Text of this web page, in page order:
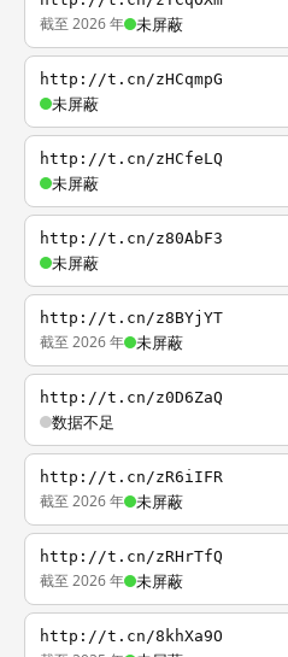
截至 2026 年 未屏蔽
http://t.cn/zHCqmpG
未屏蔽
http://t.cn/zHCfeLQ
未屏蔽
http://t.cn/z80AbF3
未屏蔽
http://t.cn/z8BYjYT
截至 2026 年 未屏蔽
http://t.cn/z0D6ZaQ
数据不足
http://t.cn/zR6iIFR
截至 2026 年 未屏蔽
http://t.cn/zRHrTfQ
截至 2026 年 未屏蔽
http://t.cn/8khXa9O